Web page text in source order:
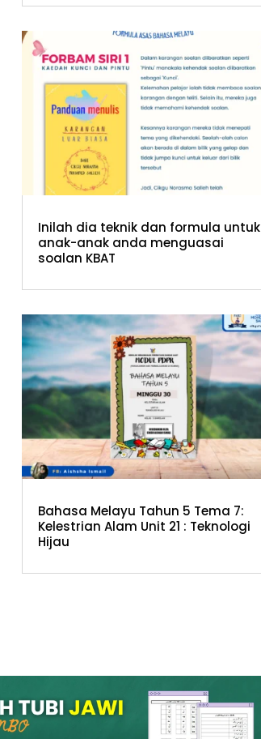
Inilah dia teknik dan formula untuk
anak-anak anda menguasai
soalan KBAT
Bahasa Melayu Tahun 5 Tema 7:
Kelestrian Alam Unit 21 : Teknologi
Hijau